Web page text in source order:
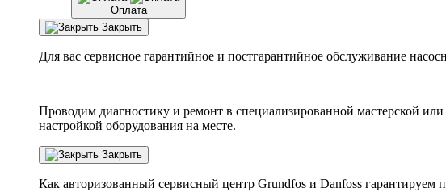
Оплата
Закрыть
Для вас сервисное гарантийное и постгарантийное обслуживание
Проводим диагностику и ремонт в специализированной мастерской
настройкой оборудования на месте.
Закрыть
Как авторизованный сервисный центр Grundfos и Danfoss гарантируем